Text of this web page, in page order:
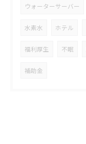
ウォーターサーバー
水素水 ホテル
福利厚生 不眠
補助金